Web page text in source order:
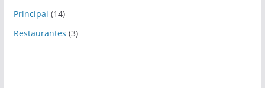
Principal (14)
Restaurantes (3)